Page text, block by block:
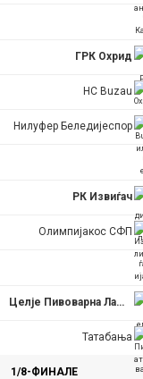
ГРК Охрид
HC Buzau
Нилуфер Беледијеспор
РК Извиѓач
Олимпијакос СФП
Целје Пивоварна Лашко
Татабања
1/8-ФИНАЛE